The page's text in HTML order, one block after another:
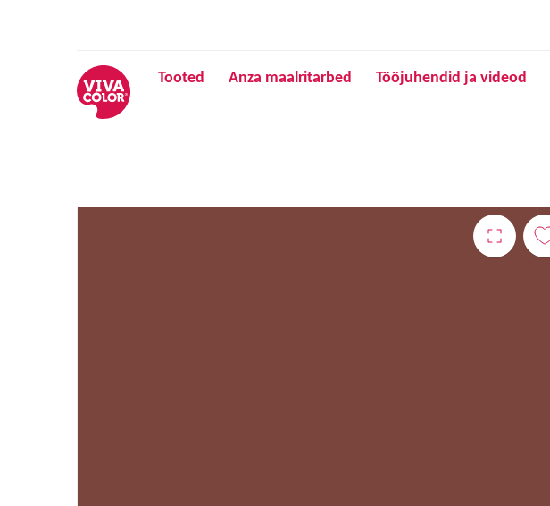
Tooted Anza maalritarbed Tööjuhendid ja videod